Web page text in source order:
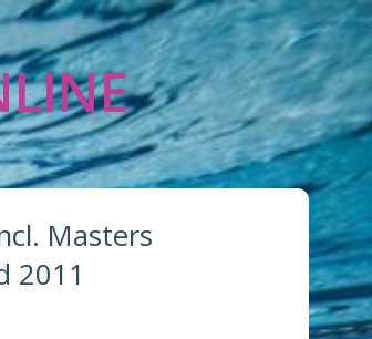
Masters
2011